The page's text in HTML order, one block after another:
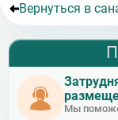
Вернуться в
Мы